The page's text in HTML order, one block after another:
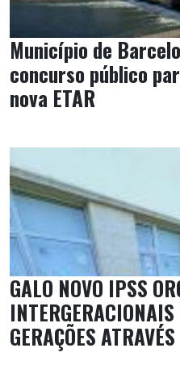
Município de
concurso público
nova ETAR
GALO NOVO IPSS
GERAÇÕES